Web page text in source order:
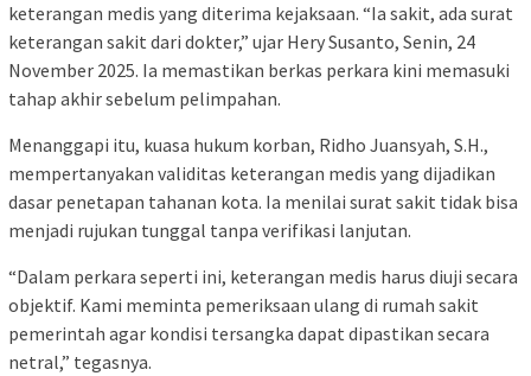
keterangan medis yang diterima kejaksaan. “Ia sakit, ada surat
keterangan sakit dari dokter,” ujar Hery Susanto, Senin, 24
November 2025. Ia memastikan berkas perkara kini memasuki
tahap akhir sebelum pelimpahan.
Menanggapi itu, kuasa hukum korban, Ridho Juansyah, S.H.,
mempertanyakan validitas keterangan medis yang dijadikan
dasar penetapan tahanan kota. Ia menilai surat sakit tidak bisa
menjadi rujukan tunggal tanpa verifikasi lanjutan.
“Dalam perkara seperti ini, keterangan medis harus diuji secara
objektif. Kami meminta pemeriksaan ulang di rumah sakit
pemerintah agar kondisi tersangka dapat dipastikan secara
netral,” tegasnya.